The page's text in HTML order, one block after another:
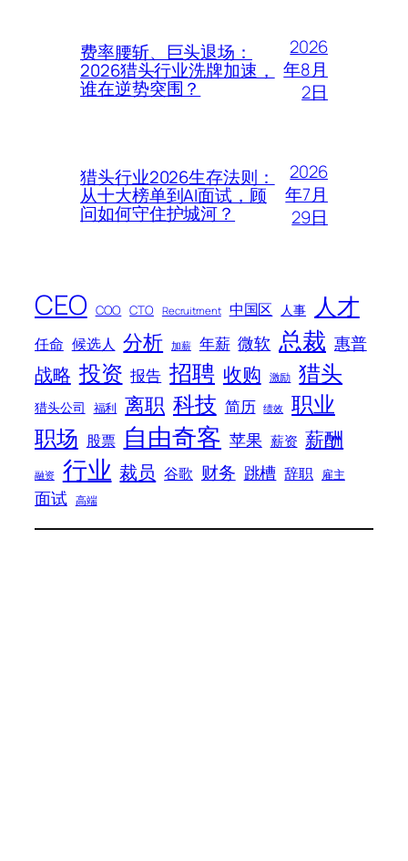
费率腰斩、巨头退场：
2026猎头行业洗牌加速，
谁在逆势突围？
2026
年8月
2日
猎头行业2026生存法则：
从十大榜单到AI面试，顾
问如何守住护城河？
2026
年7月
29日
CEO COO CTO Recruitment 中国区 人事 人才
任命 候选人 分析 加薪 年薪 微软 总裁 惠普
战略 投资 报告 招聘 收购 激励 猎头
猎头公司 福利 离职 科技 简历 绩效 职业
职场 股票 自由奇客 苹果 薪资 薪酬
融资 行业 裁员 谷歌 财务 跳槽 辞职 雇主
面试 高端